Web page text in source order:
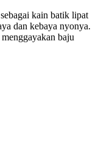
kain batik lipat
dan kebaya nyonya.
baju